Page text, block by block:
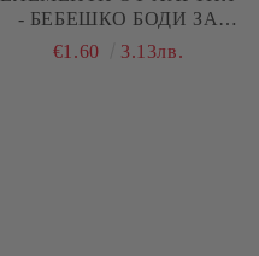
- БЕБЕШКО БОДИ ЗА
МОМЧЕНЦЕ - 5 БРОЯ
€1.60 3.13лв.